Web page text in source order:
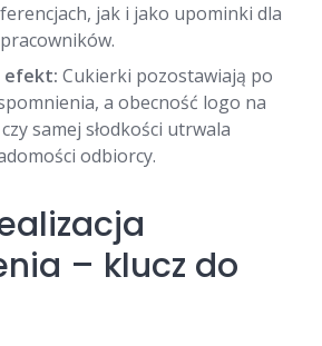
jak i jako upominki dla
efekt: Cukierki pozostawiają po
a obecność logo na
samej słodkości utrwala
odbiorcy.
– klucz do